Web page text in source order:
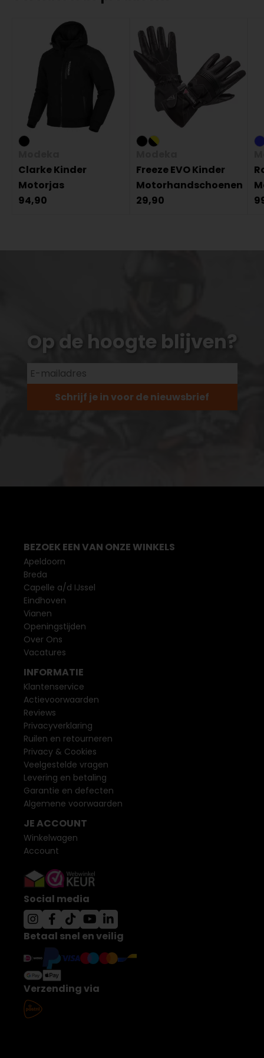
Clarke Kinder
Motorjas
94,90
Freeze EVO Kinder
Motorhandschoenen
29,90
Op de hoogte blijven?
Schrijf je in voor de nieuwsbrief
BEZOEK EEN VAN ONZE WINKELS
Apeldoorn
Breda
Capelle a/d IJssel
Eindhoven
Vianen
Openingstijden
Over Ons
Vacatures
INFORMATIE
Klantenservice
Actievoorwaarden
Reviews
Privacyverklaring
Ruilen en retourneren
Privacy & Cookies
Veelgestelde vragen
Levering en betaling
Garantie en defecten
Algemene voorwaarden
JE ACCOUNT
Winkelwagen
Account
Social media
Betaal snel en veilig
Verzending via